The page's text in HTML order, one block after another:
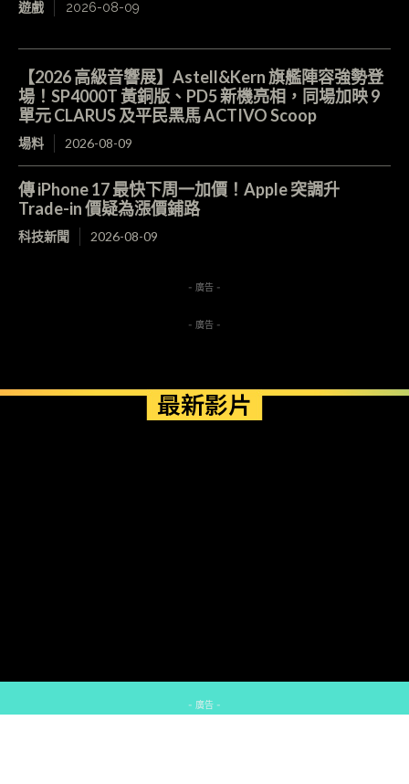
遊戲 2026-08-09
【2026 高級音響展】Astell&Kern 旗艦陣容強勢登
場！SP4000T 黃銅版、PD5 新機亮相，同場加映 9
單元 CLARUS 及平民黑馬 ACTIVO Scoop
場料 2026-08-09
傳 iPhone 17 最快下周一加價！Apple 突調升
Trade-in 價疑為漲價鋪路
科技新聞 2026-08-09
- 廣告 -
- 廣告 -
最新影片
- 廣告 -